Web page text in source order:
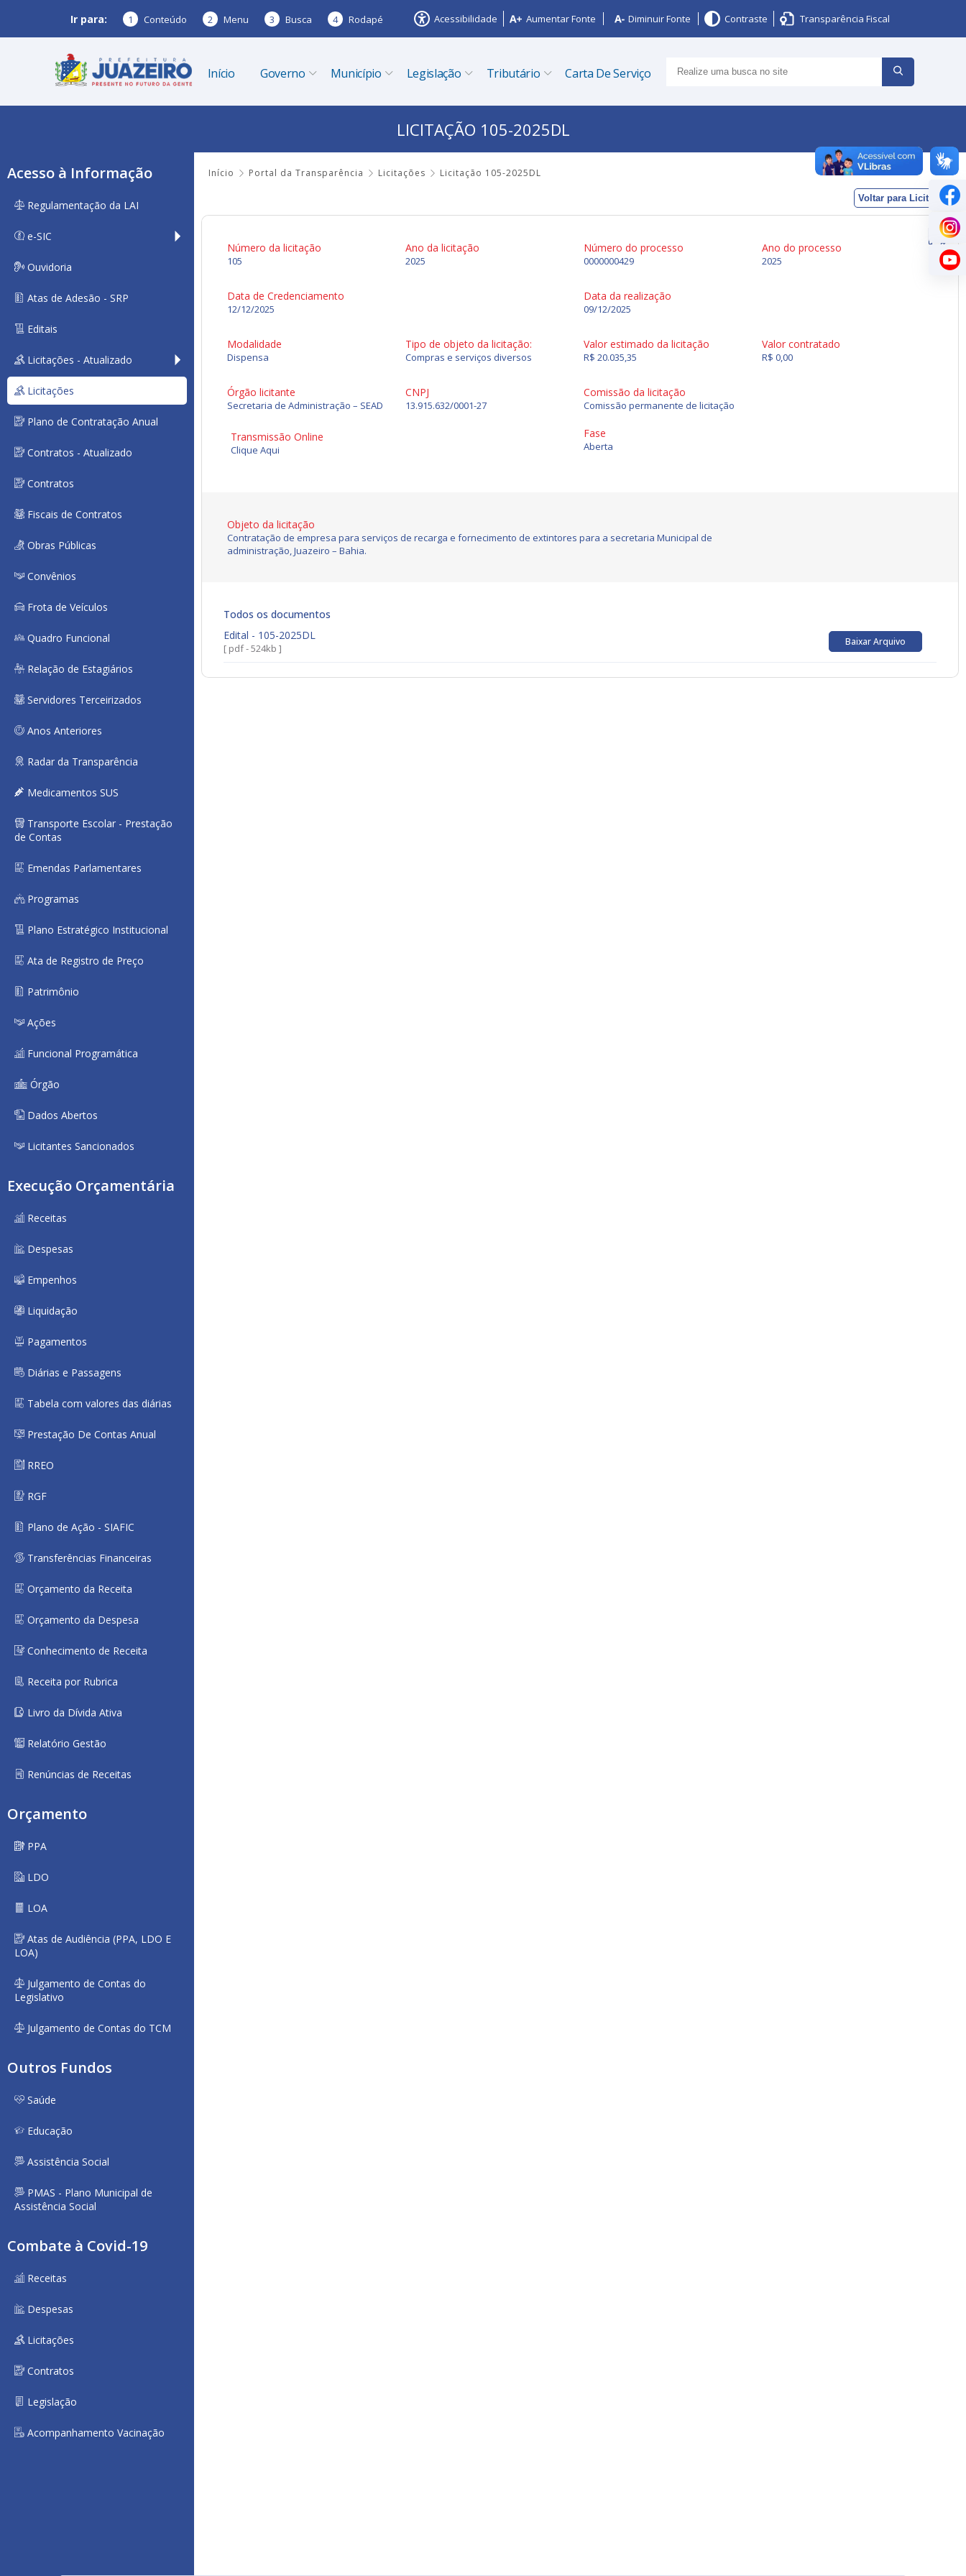
Ir para: 1 Conteúdo 2 Menu 3 Busca 4 Rodapé Acessibilidade Aumentar Fonte Diminuir Fonte Contraste Transparência Fiscal
Início Governo Município Legislação Tributário Carta De Serviço
LICITAÇÃO 105-2025DL
Início Portal da Transparência Licitações Licitação 105-2025DL
Acesso à Informação
Regulamentação da LAI
e-SIC
Ouvidoria
Atas de Adesão - SRP
Editais
Licitações - Atualizado
Licitações
Plano de Contratação Anual
Contratos - Atualizado
Contratos
Fiscais de Contratos
Obras Públicas
Convênios
Frota de Veículos
Quadro Funcional
Relação de Estagiários
Servidores Terceirizados
Anos Anteriores
Radar da Transparência
Medicamentos SUS
Transporte Escolar - Prestação
de Contas
Emendas Parlamentares
Programas
Plano Estratégico Institucional
Ata de Registro de Preço
Patrimônio
Ações
Funcional Programática
Órgão
Dados Abertos
Licitantes Sancionados
Execução Orçamentária
Receitas
Despesas
Empenhos
Liquidação
Pagamentos
Diárias e Passagens
Tabela com valores das diárias
Prestação De Contas Anual
RREO
RGF
Plano de Ação - SIAFIC
Transferências Financeiras
Orçamento da Receita
Orçamento da Despesa
Conhecimento de Receita
Receita por Rubrica
Livro da Dívida Ativa
Relatório Gestão
Renúncias de Receitas
Orçamento
PPA
LDO
LOA
Atas de Audiência (PPA, LDO E
LOA)
Julgamento de Contas do
Legislativo
Julgamento de Contas do TCM
Outros Fundos
Saúde
Educação
Assistência Social
PMAS - Plano Municipal de
Assistência Social
Combate à Covid-19
Receitas
Despesas
Licitações
Contratos
Legislação
Acompanhamento Vacinação
Voltar para Licitações
Número da licitação
105
Ano da licitação
2025
Número do processo
0000000429
Ano do processo
2025
Data de Credenciamento
12/12/2025
Data da realização
09/12/2025
Modalidade
Dispensa
Tipo de objeto da licitação:
Compras e serviços diversos
Valor estimado da licitação
R$ 20.035,35
Valor contratado
R$ 0,00
Órgão licitante
Secretaria de Administração – SEAD
CNPJ
13.915.632/0001-27
Comissão da licitação
Comissão permanente de licitação
Transmissão Online
Clique Aqui
Fase
Aberta
Objeto da licitação
Contratação de empresa para serviços de recarga e fornecimento de extintores para a secretaria Municipal de
administração, Juazeiro – Bahia.
Todos os documentos
Edital - 105-2025DL
[ pdf - 524kb ]
Baixar Arquivo